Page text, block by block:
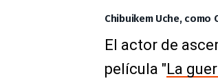
Chibuikem Uche, como
El actor de
película "La